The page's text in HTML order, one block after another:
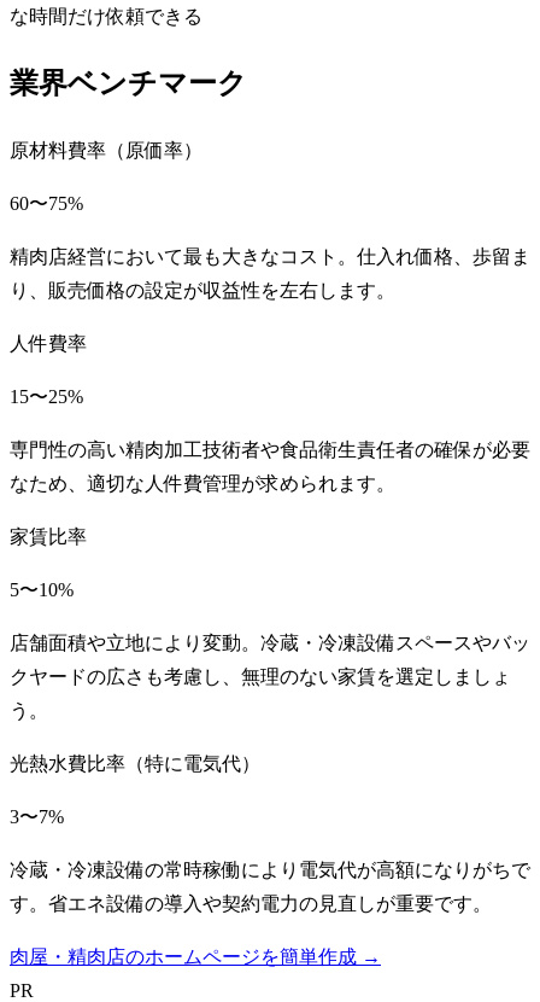
な時間だけ依頼できる
業界ベンチマーク
原材料費率（原価率）
60〜75%
精肉店経営において最も大きなコスト。仕入れ価格、歩留ま
り、販売価格の設定が収益性を左右します。
人件費率
15〜25%
専門性の高い精肉加工技術者や食品衛生責任者の確保が必要
なため、適切な人件費管理が求められます。
家賃比率
5〜10%
店舗面積や立地により変動。冷蔵・冷凍設備スペースやバッ
クヤードの広さも考慮し、無理のない家賃を選定しましょ
う。
光熱水費比率（特に電気代）
3〜7%
冷蔵・冷凍設備の常時稼働により電気代が高額になりがちで
す。省エネ設備の導入や契約電力の見直しが重要です。
肉屋・精肉店のホームページを簡単作成 →
PR